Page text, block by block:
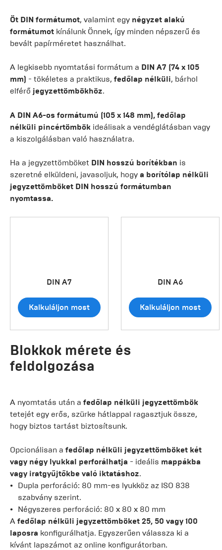
Öt DIN formátumot, valamint egy négyzet alakú
formátumot kínálunk Önnek, így minden népszerű és
bevált papírméretet használhat.
A legkisebb nyomtatási formátum a DIN A7 (74 x 105
mm) - tökéletes a praktikus, fedőlap nélküli, bárhol
elférő jegyzettömbökhöz.
A DIN A6-os formátumú (105 x 148 mm), fedőlap
nélküli pincértömbök ideálisak a vendéglátásban vagy
a kiszolgálásban való használatra.
Ha a jegyzettömböket DIN hosszú borítékban is
szeretné elküldeni, javasoljuk, hogy a borítólap nélküli
jegyzettömböket DIN hosszú formátumban
nyomtassa.
DIN A7
Kalkuláljon most
DIN A6
Kalkuláljon most
Blokkok mérete és
feldolgozása
A nyomtatás után a fedőlap nélküli jegyzettömbök
tetejét egy erős, szürke hátlappal ragasztjuk össze,
hogy biztos tartást biztosítsunk.
Opcionálisan a fedőlap nélküli jegyzettömböket két
vagy négy lyukkal perforálhatja - ideális mappákba
vagy iratgyűjtőkbe való iktatáshoz.
Dupla perforáció: 80 mm-es lyukköz az ISO 838
szabvány szerint.
Négyszeres perforáció: 80 x 80 x 80 mm
A fedőlap nélküli jegyzettömböket 25, 50 vagy 100
laposra konfigurálhatja. Egyszerűen válassza ki a
kívánt lapszámot az online konfigurátorban.